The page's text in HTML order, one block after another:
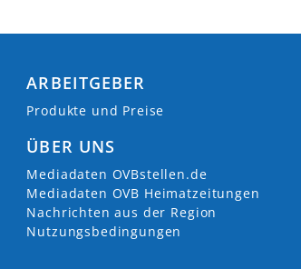
ARBEITGEBER
Produkte und Preise
ÜBER UNS
Mediadaten OVBstellen.de
Mediadaten OVB Heimatzeitungen
Nachrichten aus der Region
Nutzungsbedingungen